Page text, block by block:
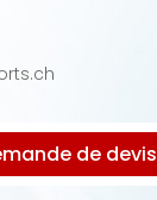
de devis